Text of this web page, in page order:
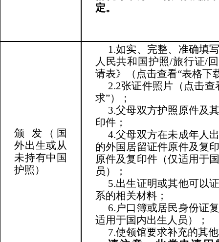
定。
颁 发
（国
外出生或从
未持有中国
护照）
1.如实、完整、准确填
人民共和国护照/旅行证/
请表》（点击查看“表格下
2.2张证件照片（点击查
求”）；
3.父母双方护照原件及
印件；
4.父母双方在未成年人
的外国居留证件原件及复
原件及复印件（仅适用于
员）；
5.出生证明或其他可以
系的相关材料；
6.户口簿或居民身份证
适用于国内出生人员）；
7.使领馆要求补充的其